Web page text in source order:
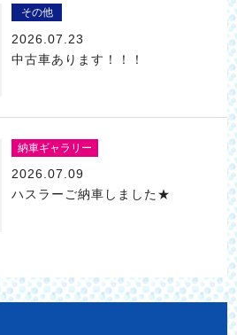
その他
2026.07.23
中古車あります！！！
納車ギャラリー
2026.07.09
ハスラーご納車しました★